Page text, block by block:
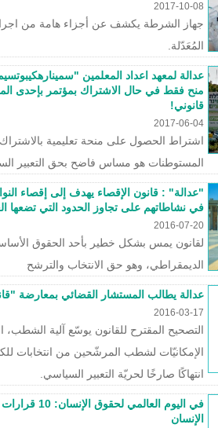
2017-10-08
جهاز الشرطة يكشف عن أجزاء هامة من
المُعَدّلة.
عدالة لمعهد اعداد المعلمين
منح فقط في حال الاشتراك بمؤتمر بإحدى
قانوني!
2017-06-04
اشتراط الحصول على منحة تعليمية
المستوطنات هو مساس فاضح بحق التعبير
"عدالة" : قانون الإقصاء يهدف إلى إقصاء
في نشاطاتهم على تجاوز الحدود التي تضعها
2016-07-20
لقانون يمس بشكل خطير بأحد الحقوق
الديمقراطي، وهو حق الانتخاب والترشح
عدالة يطالب المستشار القضائي بمعارضة
2016-03-17
التصحيح المقترح للقانون يوسّع آلية الشطب،
الإمكانيّات لشطب المرشّحين من انتخابات
انتهاكًا صارخًا لحريّة التعبير السياسي.
في اليوم
الإنسان